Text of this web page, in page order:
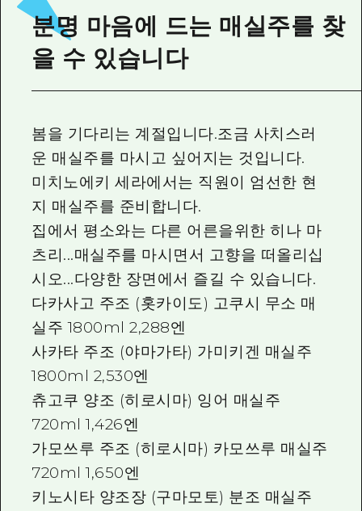
분명 마음에 드는 매실주를 찾
을 수 있습니다
봄을 기다리는 계절입니다.조금 사치스러
운 매실주를 마시고 싶어지는 것입니다.
미치노에키 세라에서는 직원이 엄선한 현
지 매실주를 준비합니다.
집에서 평소와는 다른 어른을위한 히나 마
츠리...매실주를 마시면서 고향을 떠올리십
시오...다양한 장면에서 즐길 수 있습니다.
다카사고 주조 (홋카이도) 고쿠시 무소 매
실주 1800ml 2,288엔
사카타 주조 (야마가타) 가미키겐 매실주
1800ml 2,530엔
츄고쿠 양조 (히로시마) 잉어 매실주
720ml 1,426엔
가모쓰루 주조 (히로시마) 카모쓰루 매실주
720ml 1,650엔
키노시타 양조장 (구마모토) 분조 매실주